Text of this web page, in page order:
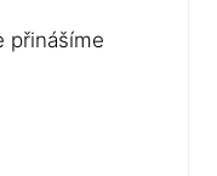
přinášíme